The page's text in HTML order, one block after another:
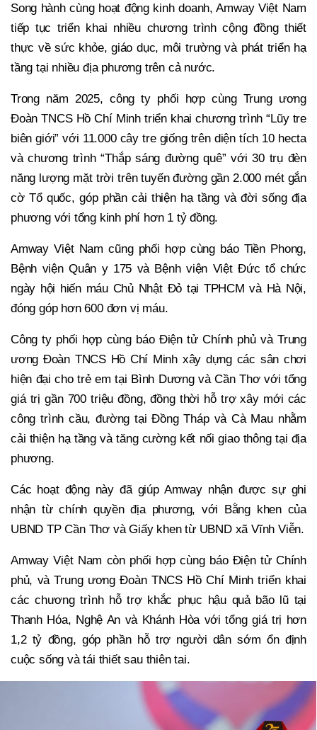
Song hành cùng hoạt động kinh doanh, Amway Việt Nam
tiếp tục triển khai nhiều chương trình cộng đồng thiết
thực về sức khỏe, giáo dục, môi trường và phát triển hạ
tầng tại nhiều địa phương trên cả nước.
Trong năm 2025, công ty phối hợp cùng Trung ương
Đoàn TNCS Hồ Chí Minh triển khai chương trình “Lũy tre
biên giới” với 11.000 cây tre giống trên diện tích 10 hecta
và chương trình “Thắp sáng đường quê” với 30 trụ đèn
năng lượng mặt trời trên tuyến đường gần 2.000 mét gắn
cờ Tổ quốc, góp phần cải thiện hạ tầng và đời sống địa
phương với tổng kinh phí hơn 1 tỷ đồng.
Amway Việt Nam cũng phối hợp cùng báo Tiền Phong,
Bệnh viện Quân y 175 và Bệnh viện Việt Đức tổ chức
ngày hội hiến máu Chủ Nhật Đỏ tại TPHCM và Hà Nội,
đóng góp hơn 600 đơn vị máu.
Công ty phối hợp cùng báo Điện tử Chính phủ và Trung
ương Đoàn TNCS Hồ Chí Minh xây dựng các sân chơi
hiện đại cho trẻ em tại Bình Dương và Cần Thơ với tổng
giá trị gần 700 triệu đồng, đồng thời hỗ trợ xây mới các
công trình cầu, đường tại Đồng Tháp và Cà Mau nhằm
cải thiện hạ tầng và tăng cường kết nối giao thông tại địa
phương.
Các hoạt động này đã giúp Amway nhận được sự ghi
nhận từ chính quyền địa phương, với Bằng khen của
UBND TP Cần Thơ và Giấy khen từ UBND xã Vĩnh Viễn.
Amway Việt Nam còn phối hợp cùng báo Điện tử Chính
phủ, và Trung ương Đoàn TNCS Hồ Chí Minh triển khai
các chương trình hỗ trợ khắc phục hậu quả bão lũ tại
Thanh Hóa, Nghệ An và Khánh Hòa với tổng giá trị hơn
1,2 tỷ đồng, góp phần hỗ trợ người dân sớm ổn định
cuộc sống và tái thiết sau thiên tai.